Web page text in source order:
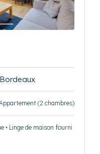
(2 chambres)
• Linge de maison fourni